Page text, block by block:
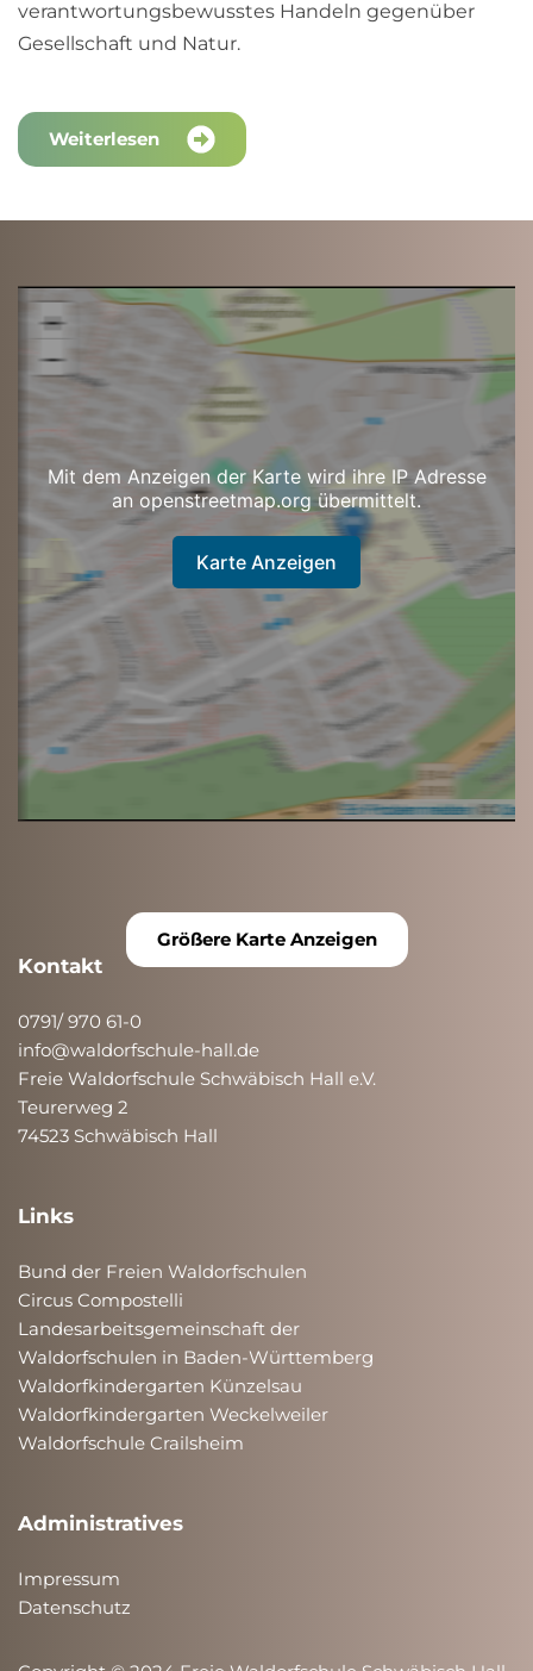
verantwortungsbewusstes Handeln gegenüber
Gesellschaft und Natur.
Weiterlesen
Mit dem Anzeigen der Karte wird ihre IP Adresse
an openstreetmap.org übermittelt.
Karte Anzeigen
Größere Karte Anzeigen
Kontakt
0791/ 970 61-0
info@waldorfschule-hall.de
Freie Waldorfschule Schwäbisch Hall e.V.
Teurerweg 2
74523 Schwäbisch Hall
Links
Bund der Freien Waldorfschulen
Circus Compostelli
Landesarbeitsgemeinschaft der
Waldorfschulen in Baden-Württemberg
Waldorfkindergarten Künzelsau
Waldorfkindergarten Weckelweiler
Waldorfschule Crailsheim
Administratives
Impressum
Datenschutz